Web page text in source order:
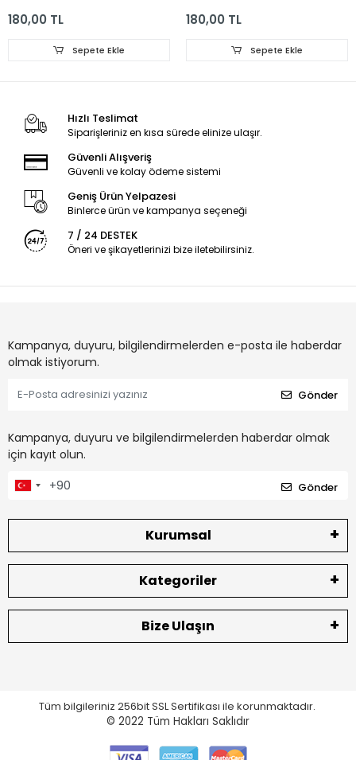
180,00 TL
Sepete Ekle
180,00 TL
Sepete Ekle
Hızlı Teslimat
Siparişleriniz en kısa sürede elinize ulaşır.
Güvenli Alışveriş
Güvenli ve kolay ödeme sistemi
Geniş Ürün Yelpazesi
Binlerce ürün ve kampanya seçeneği
7 / 24 DESTEK
Öneri ve şikayetlerinizi bize iletebilirsiniz.
Kampanya, duyuru, bilgilendirmelerden e-posta ile haberdar
olmak istiyorum.
Gönder
Kampanya, duyuru ve bilgilendirmelerden haberdar olmak
için kayıt olun.
Gönder
Kurumsal
Kategoriler
Bize Ulaşın
Tüm bilgileriniz 256bit SSL Sertifikası ile korunmaktadır.
© 2022 Tüm Hakları Saklıdır